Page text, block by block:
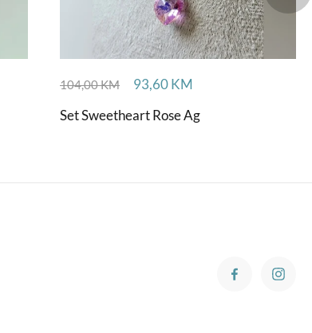
104,00KM 93,60KM
Set Sweetheart Rose Ag